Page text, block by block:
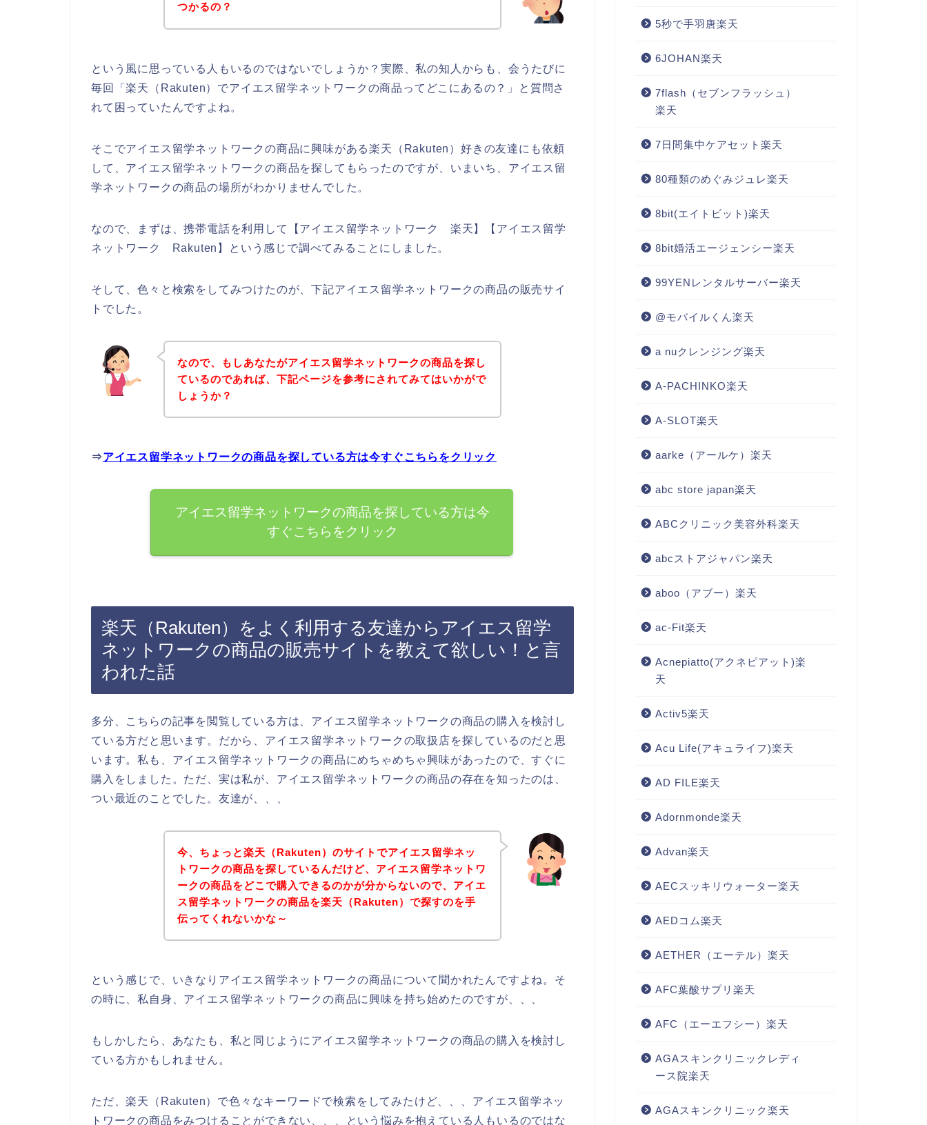
つかるの？
という風に思っている人もいるのではないでしょうか？実際、私の知人からも、会うたびに
毎回「楽天（Rakuten）でアイエス留学ネットワークの商品ってどこにあるの？」と質問さ
れて困っていたんですよね。
そこでアイエス留学ネットワークの商品に興味がある楽天（Rakuten）好きの友達にも依頼
して、アイエス留学ネットワークの商品を探してもらったのですが、いまいち、アイエス留
学ネットワークの商品の場所がわかりませんでした。
なので、まずは、携帯電話を利用して【アイエス留学ネットワーク 楽天】【アイエス留学
ネットワーク Rakuten】という感じで調べてみることにしました。
そして、色々と検索をしてみつけたのが、下記アイエス留学ネットワークの商品の販売サイ
トでした。
なので、もしあなたがアイエス留学ネットワークの商品を探し
ているのであれば、下記ページを参考にされてみてはいかがで
しょうか？
⇒アイエス留学ネットワークの商品を探している方は今すぐこちらをクリック
アイエス留学ネットワークの商品を探している方は今
すぐこちらをクリック
楽天（Rakuten）をよく利用する友達からアイエス留学
ネットワークの商品の販売サイトを教えて欲しい！と言
われた話
多分、こちらの記事を閲覧している方は、アイエス留学ネットワークの商品の購入を検討し
ている方だと思います。だから、アイエス留学ネットワークの取扱店を探しているのだと思
います。私も、アイエス留学ネットワークの商品にめちゃめちゃ興味があったので、すぐに
購入をしました。ただ、実は私が、アイエス留学ネットワークの商品の存在を知ったのは、
つい最近のことでした。友達が、、、
今、ちょっと楽天（Rakuten）のサイトでアイエス留学ネッ
トワークの商品を探しているんだけど、アイエス留学ネットワ
ークの商品をどこで購入できるのかが分からないので、アイエ
ス留学ネットワークの商品を楽天（Rakuten）で探すのを手
伝ってくれないかな～
という感じで、いきなりアイエス留学ネットワークの商品について聞かれたんですよね。そ
の時に、私自身、アイエス留学ネットワークの商品に興味を持ち始めたのですが、、、
もしかしたら、あなたも、私と同じようにアイエス留学ネットワークの商品の購入を検討し
ている方かもしれません。
ただ、楽天（Rakuten）で色々なキーワードで検索をしてみたけど、、、アイエス留学ネッ
トワークの商品をみつけることができない、、、という悩みを抱えている人もいるのではな
5秒で手羽唐楽天
6JOHAN楽天
7flash（セブンフラッシュ）
楽天
7日間集中ケアセット楽天
80種類のめぐみジュレ楽天
8bit(エイトビット)楽天
8bit婚活エージェンシー楽天
99YENレンタルサーバー楽天
@モバイルくん楽天
a nuクレンジング楽天
A-PACHINKO楽天
A-SLOT楽天
aarke（アールケ）楽天
abc store japan楽天
ABCクリニック美容外科楽天
abcストアジャパン楽天
aboo（アブー）楽天
ac-Fit楽天
Acnepiatto(アクネピアット)楽
天
Activ5楽天
Acu Life(アキュライフ)楽天
AD FILE楽天
Adornmonde楽天
Advan楽天
AECスッキリウォーター楽天
AEDコム楽天
AETHER（エーテル）楽天
AFC葉酸サプリ楽天
AFC（エーエフシー）楽天
AGAスキンクリニックレディ
ース院楽天
AGAスキンクリニック楽天